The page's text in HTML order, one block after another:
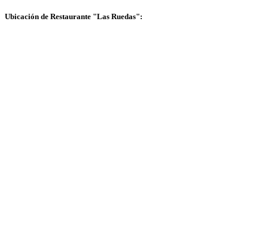
Ubicación de Restaurante "Las Ruedas":